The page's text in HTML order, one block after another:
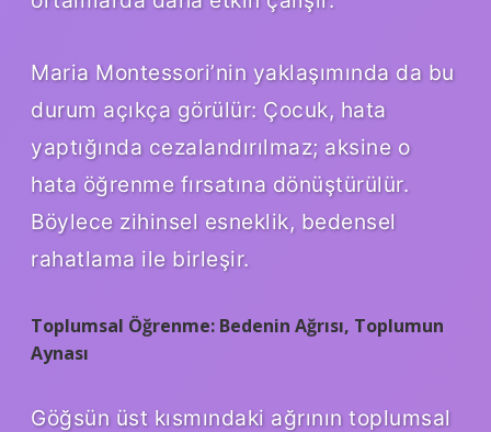
Maria Montessori’nin yaklaşımında da bu
durum açıkça görülür: Çocuk, hata
yaptığında cezalandırılmaz; aksine o
hata öğrenme fırsatına dönüştürülür.
Böylece zihinsel esneklik, bedensel
rahatlama ile birleşir.
Toplumsal Öğrenme: Bedenin Ağrısı, Toplumun
Aynası
Göğsün üst kısmındaki ağrının toplumsal